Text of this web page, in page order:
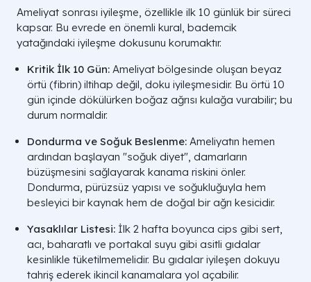
Ameliyat sonrası iyileşme, özellikle ilk 10 günlük bir süreci
kapsar. Bu evrede en önemli kural, bademcik
yatağındaki iyileşme dokusunu korumaktır.
Kritik İlk 10 Gün: Ameliyat bölgesinde oluşan beyaz
örtü (fibrin) iltihap değil, doku iyileşmesidir. Bu örtü 10
gün içinde dökülürken boğaz ağrısı kulağa vurabilir; bu
durum normaldir.
Dondurma ve Soğuk Beslenme: Ameliyatın hemen
ardından başlayan "soğuk diyet", damarların
büzüşmesini sağlayarak kanama riskini önler.
Dondurma, pürüzsüz yapısı ve soğukluğuyla hem
besleyici bir kaynak hem de doğal bir ağrı kesicidir.
Yasaklılar Listesi: İlk 2 hafta boyunca cips gibi sert,
acı, baharatlı ve portakal suyu gibi asitli gıdalar
kesinlikle tüketilmemelidir. Bu gıdalar iyileşen dokuyu
tahriş ederek ikincil kanamalara yol açabilir.